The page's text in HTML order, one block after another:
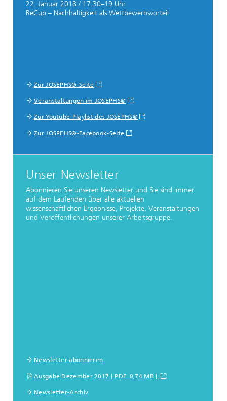
22. Januar 2018 / 17:30–19 Uhr
ReCup – Nachhaltigkeit als Wettbewerbsvorteil
Zur JOSEPHS®-Seite
Veranstaltungen im JOSEPHS®
Zur Youtube-Playlist des JOSEPHS®
Zur JOSPEHS®-Facebook-Seite
Unser Newsletter
Abonnieren Sie unseren Newsletter und Sie sind immer
auf dem Laufenden über alle aktuellen
wissenschaftlichen Ergebnisse, Projekte, Veranstaltungen
und Veröffentlichungen unserer Arbeitsgruppe.
Newsletter abonnieren
Ausgabe Dezember 2017 [ PDF 0,74 MB ]
Newsletter-Archiv